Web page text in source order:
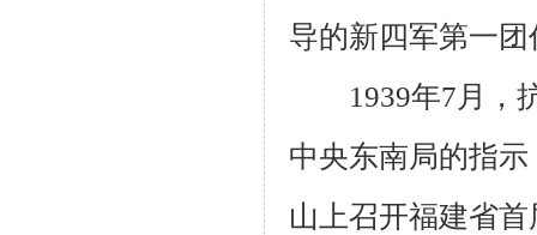
导的新四军第一
1939年7月，
中央东南局的指示
山上召开福建省